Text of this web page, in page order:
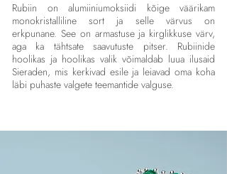
Rubiin on alumiiniumoksiidi kõige väärikam
monokristalliline sort ja selle värvus on
erkpunane. See on armastuse ja kirglikkuse värv,
aga ka tähtsate saavutuste pitser. Rubiinide
hoolikas ja hoolikas valik võimaldab luua ilusaid
Sieraden, mis kerkivad esile ja leiavad oma koha
läbi puhaste valgete teemantide valguse.